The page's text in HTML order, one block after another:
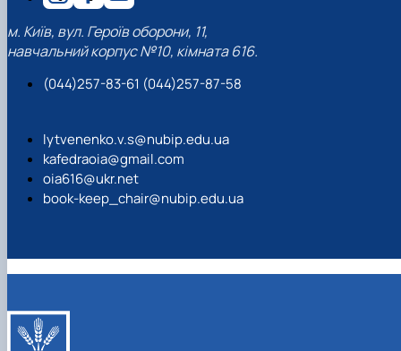
м. Київ, вул. Героїв оборони, 11,
навчальний корпус №10, кімната 616.
(044)257-83-61 (044)257-87-58
lytvenenko.v.s@nubip.edu.ua
kafedraoia@gmail.com
oia616@ukr.net
book-keep_chair@nubip.edu.ua